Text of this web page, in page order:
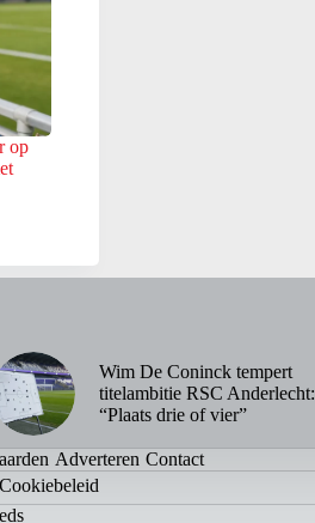
op
Wim De Coninck tempert
titelambitie RSC Anderlecht:
“Plaats drie of vier”
Adverteren Contact